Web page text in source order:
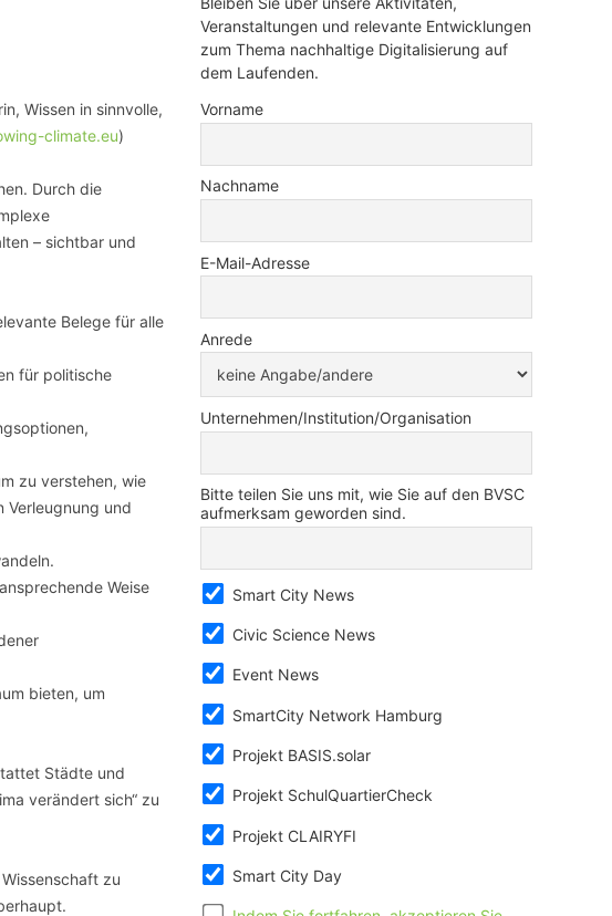
Wissen in sinnvolle,
climate.eu)
Durch die
– sichtbar und
Belege für alle
für politische
zu verstehen, wie
Verleugnung und
Weise
bieten, um
Städte und
verändert sich“ zu
zu
Veranstaltungen und relevante Entwicklungen
zum Thema nachhaltige Digitalisierung auf
dem Laufenden.
Vorname
Nachname
E-Mail-Adresse
Anrede
Unternehmen/Institution/Organisation
Bitte teilen Sie uns mit, wie Sie auf den BVSC
aufmerksam geworden sind.
Smart City News
Civic Science News
Event News
SmartCity Network Hamburg
Projekt BASIS.solar
Projekt SchulQuartierCheck
Projekt CLAIRYFI
Smart City Day